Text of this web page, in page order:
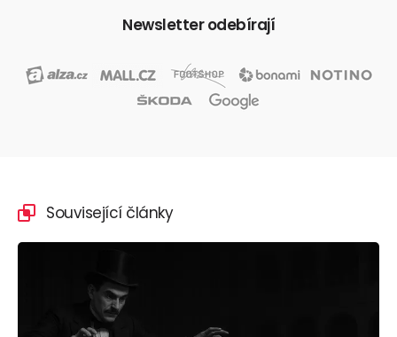
Newsletter odebírají
Související články